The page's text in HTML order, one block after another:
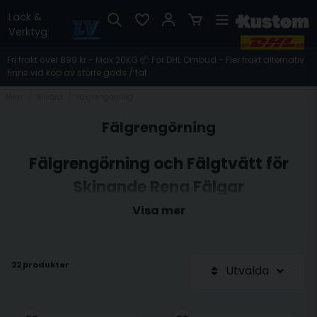
Lack &
Verktyg
Fri frakt över 899 kr - Max 20KG 📦 För DHL Ombud - Fler frakt alternativ
finns vid köp av större gods / fat
Fälgrengörning
Fälgrengörning och Fälgtvätt för
Skinande Rena Fälgar
För att hålla dina hjul i toppskick är
vad du behöver hos oss. Våra produkter finns i olika storlekar,
Visa mer
22 produkter Utvalda